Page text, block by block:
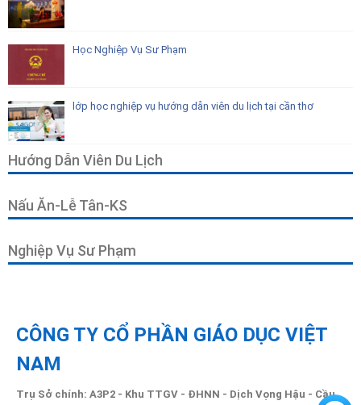
Học Nghiệp Vụ Sư Phạm
lớp học nghiệp vụ hướng dẫn viên du lịch tại cần thơ
Hướng Dẫn Viên Du Lịch
Nấu Ăn-Lễ Tân-KS
Nghiệp Vụ Sư Phạm
CÔNG TY CỔ PHẦN GIÁO DỤC VIỆT
NAM
Trụ Sở chính: A3P2 - Khu TTGV - ĐHNN - Dịch Vọng Hậu - Cầu